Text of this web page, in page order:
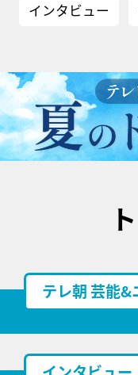
インタビュー
テレ朝 芸能&